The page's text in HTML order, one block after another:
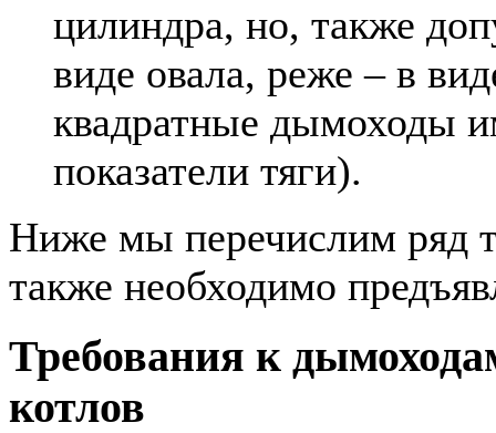
цилиндра, но, также
виде овала, реже – в
квадратные дымоходы
показатели тяги).
Ниже мы перечислим ряд
также необходимо
Требования к
котлов